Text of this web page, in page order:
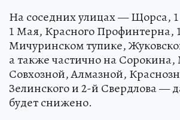
На соседних улицах — Щорса,
1 Мая, Красного Профинтерна,
Мичуринском тупике,
а также частично на
Совхозной, Алмазной,
Зелинского и 2-й Свердлова —
будет снижено.